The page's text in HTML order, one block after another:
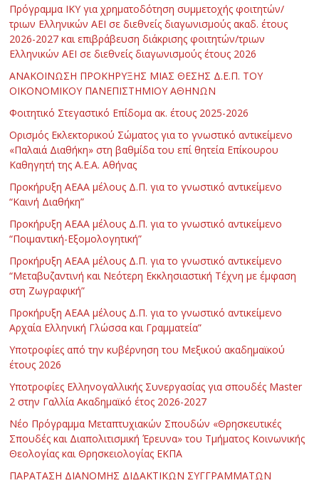
Πρόγραμμα ΙΚΥ για χρηματοδότηση συμμετοχής φοιτητών/
τριων Ελληνικών ΑΕΙ σε διεθνείς διαγωνισμούς ακαδ. έτους
2026-2027 και επιβράβευση διάκρισης φοιτητών/τριων
Ελληνικών ΑΕΙ σε διεθνείς διαγωνισμούς έτους 2026
ΑΝΑΚΟΙΝΩΣΗ ΠΡΟΚΗΡΥΞΗΣ ΜΙΑΣ ΘΕΣΗΣ Δ.Ε.Π. ΤΟΥ
ΟΙΚΟΝΟΜΙΚΟΥ ΠΑΝΕΠΙΣΤΗΜΙΟΥ ΑΘΗΝΩΝ
Φοιτητικό Στεγαστικό Επίδομα ακ. έτους 2025-2026
Ορισμός Εκλεκτορικού Σώματος για το γνωστικό αντικείμενο
«Παλαιά Διαθήκη» στη βαθμίδα του επί θητεία Επίκουρου
Καθηγητή της Α.Ε.Α. Αθήνας
Προκήρυξη ΑΕΑΑ μέλους Δ.Π. για το γνωστικό αντικείμενο
“Καινή Διαθήκη”
Προκήρυξη ΑΕΑΑ μέλους Δ.Π. για το γνωστικό αντικείμενο
“Ποιμαντική-Εξομολογητική”
Προκήρυξη ΑΕΑΑ μέλους Δ.Π. για το γνωστικό αντικείμενο
“Μεταβυζαντινή και Νεότερη Εκκλησιαστική Τέχνη με έμφαση
στη Ζωγραφική”
Προκήρυξη ΑΕΑΑ μέλους Δ.Π. για το γνωστικό αντικείμενο
Αρχαία Ελληνική Γλώσσα και Γραμματεία”
Υποτροφίες από την κυβέρνηση του Μεξικού ακαδημαϊκού
έτους 2026
Υποτροφίες Ελληνογαλλικής Συνεργασίας για σπουδές Master
2 στην Γαλλία Ακαδημαϊκό έτος 2026-2027
Νέο Πρόγραμμα Μεταπτυχιακών Σπουδών «Θρησκευτικές
Σπουδές και Διαπολιτισμική Έρευνα» του Τμήματος Κοινωνικής
Θεολογίας και Θρησκειολογίας ΕΚΠΑ
ΠΑΡΑΤΑΣΗ ΔΙΑΝΟΜΗΣ ΔΙΔΑΚΤΙΚΩΝ ΣΥΓΓΡΑΜΜΑΤΩΝ